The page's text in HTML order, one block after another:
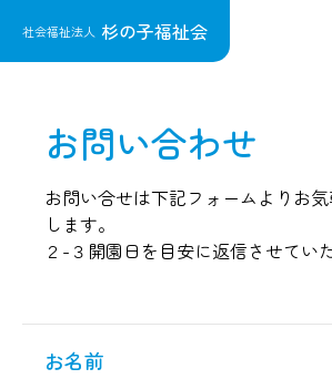
社会福祉法人 杉の子福祉会
お問い合わせ
お問い合せは下記フォームよりお
します。
２-３開園日を目安に返信させてい
お名前